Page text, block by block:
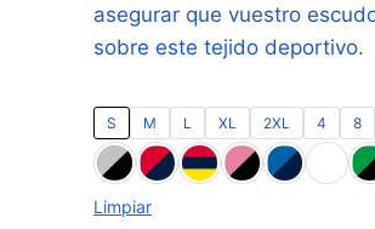
asegurar que vuestro
sobre este tejido deportivo.
S M L XL 2XL 4 8
Limpiar